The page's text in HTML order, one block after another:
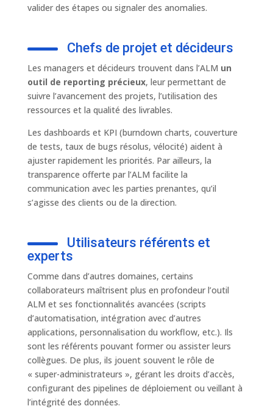
valider des étapes ou signaler des anomalies.
Chefs de projet et décideurs
Les managers et décideurs trouvent dans l’ALM un
outil de reporting précieux, leur permettant de
suivre l’avancement des projets, l’utilisation des
ressources et la qualité des livrables.
Les dashboards et KPI (burndown charts, couverture
de tests, taux de bugs résolus, vélocité) aident à
ajuster rapidement les priorités. Par ailleurs, la
transparence offerte par l’ALM facilite la
communication avec les parties prenantes, qu’il
s’agisse des clients ou de la direction.
Utilisateurs référents et
experts
Comme dans d’autres domaines, certains
collaborateurs maîtrisent plus en profondeur l’outil
ALM et ses fonctionnalités avancées (scripts
d’automatisation, intégration avec d’autres
applications, personnalisation du workflow, etc.). Ils
sont les référents pouvant former ou assister leurs
collègues. De plus, ils jouent souvent le rôle de
« super-administrateurs », gérant les droits d’accès,
configurant des pipelines de déploiement ou veillant à
l’intégrité des données.